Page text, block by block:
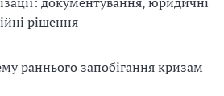
рішення
раннього запобігання кризам